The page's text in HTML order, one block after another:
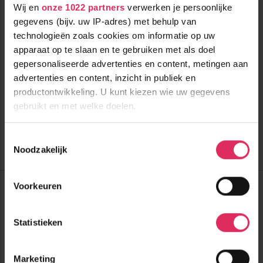
Wij en onze 1022 partners verwerken je persoonlijke
gegevens (bijv. uw IP-adres) met behulp van
technologieën zoals cookies om informatie op uw
apparaat op te slaan en te gebruiken met als doel
gepersonaliseerde advertenties en content, metingen aan
advertenties en content, inzicht in publiek en
productontwikkeling. U kunt kiezen wie uw gegevens
gebruikt en met welke doelen.
Informatie verzamelen over uw geografische
Uw apparaat identificeren door het actief te
scannen op specifieke eigenschappen (fingerprinting)
verwerkt en stel uw voorkeuren in het
detailgedeelte
in.
Noodzakelijk
Voorkeuren
Statistieken
Marketing
Ski-in ski-out chalet met sauna in Hochfügen voor 8 personen!
vanaf
627
300m tot centrum
700m tot skilift
logies
Oostenrijk